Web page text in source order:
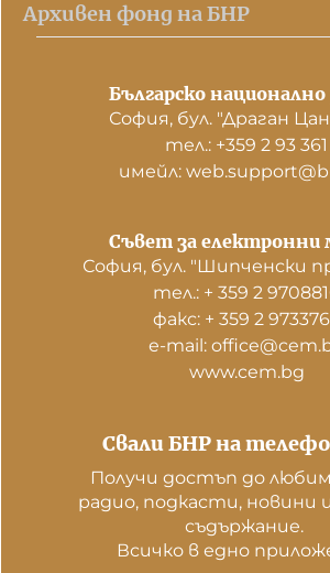
Архивен фонд на БНР
Българско национално
София, бул. "Драган
тел.: +359 2 93 361
имейл:
Свали БНР на
Получи достъп до
радио, подкасти, новини
съдържание.
Всичко в едно
Съвет за електронни
София, бул. "Шипченски
тел.: + 359 2
факс: + 359 2
е-mail:
www.cem.bg